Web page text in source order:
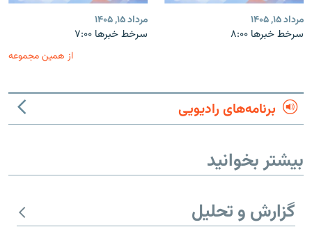
مرداد ۱۵, ۱۴۰۵
سرخط خبرها ۸:۰۰
مرداد ۱۵, ۱۴۰۵
سرخط خبرها ۷:۰۰
از همین مجموعه
برنامه‌های رادیویی
بیشتر بخوانید
گزارش و تحلیل